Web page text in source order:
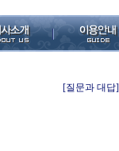
[질문과 대답]